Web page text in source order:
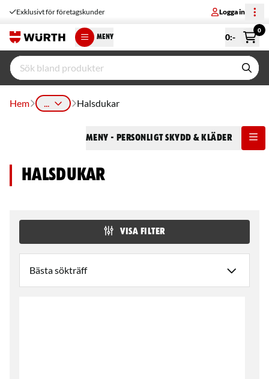
Exklusivt för företagskunder Logga in
MENY 0:-
0
Hem ... Halsdukar
Meny - Personligt Skydd & Kläder
Halsdukar
VISA FILTER